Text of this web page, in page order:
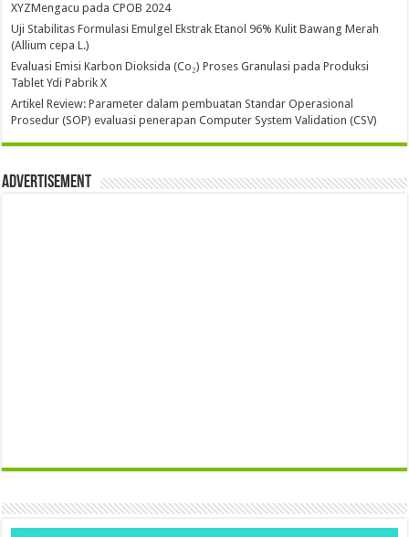
XYZMengacu pada CPOB 2024
Uji Stabilitas Formulasi Emulgel Ekstrak Etanol 96% Kulit Bawang Merah
(Allium cepa L.)
Evaluasi Emisi Karbon Dioksida (Co₂) Proses Granulasi pada Produksi
Tablet Ydi Pabrik X
Artikel Review: Parameter dalam pembuatan Standar Operasional
Prosedur (SOP) evaluasi penerapan Computer System Validation (CSV)
Advertisement